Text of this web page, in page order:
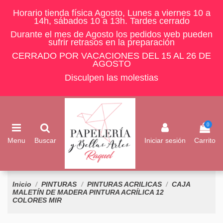
Horario tienda física Agosto, Lunes a viernes 10 a
14h, sábados 10 a 13h. Tardes cerrado
Durante el mes de Agosto los pedidos web pueden
sufrir retrasos en la preparación
CERRADO POR VACACIONES DEL 15 AL 26 DE
AGOSTO
Disculpen las molestias
Menu Buscar Iniciar sesión
0
Carrito
Inicio PINTURAS PINTURAS ACRILICAS
CAJA
MALETÍN DE MADERA PINTURA ACRÍLICA 12
COLORES MIR